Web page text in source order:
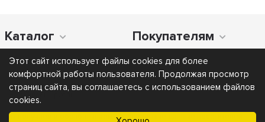
Этот сайт использует файлы cookies для более
комфортной работы пользователя. Продолжая просмотр
страниц сайта, вы соглашаетесь с использованием файлов
cookies.
Каталог Покупателям
Мы получаем и обрабатываем персональные данные посетителей